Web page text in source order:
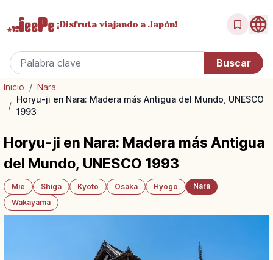
¡Disfrutaviajando a Japón!
Inicio / Nara
/
Horyu-ji en Nara: Madera más Antigua del Mundo, UNESCO
1993
Horyu-ji en Nara: Madera más Antigua
del Mundo, UNESCO 1993
Mie Shiga Kyoto Osaka Hyogo
Nara
Wakayama